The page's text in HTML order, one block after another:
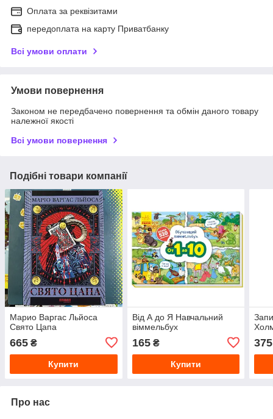
Оплата за реквізитами
передоплата на карту Приватбанку
Всі умови оплати
Умови повернення
Законом не передбачено повернення та обмін даного товару
належної якості
Всі умови повернення
Подібні товари компанії
Марио Варгас Льйоса
Свято Цапа
665 ₴
Купити
Від А до Я Навчальний
віммельбух
165₴
Купити
375
Про нас